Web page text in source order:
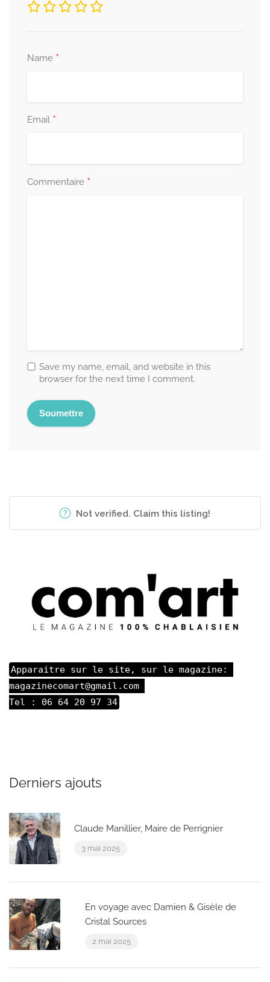
Name *
Email *
Commentaire *
Save my name, email, and website in this
browser for the next time I comment.
Not verified. Claim this listing!
Apparaitre sur le site, sur le magazine:
magazinecomart@gmail.com
Tel : 06 64 20 97 34
Derniers ajouts
Claude Manillier, Maire de Perrignier
3 mai 2025
En voyage avec Damien & Gisèle de
Cristal Sources
2 mai 2025